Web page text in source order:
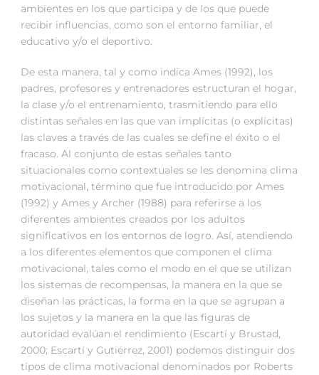
ambientes en los que participa y de los que puede
recibir influencias, como son el entorno familiar, el
educativo y/o el deportivo.
De esta manera, tal y como indica Ames (1992), los
padres, profesores y entrenadores estructuran el hogar,
la clase y/o el entrenamiento, trasmitiendo para ello
distintas señales en las que van implícitas (o explícitas)
las claves a través de las cuales se define el éxito o el
fracaso. Al conjunto de estas señales tanto
situacionales como contextuales se les denomina clima
motivacional, término que fue introducido por Ames
(1992) y Ames y Archer (1988) para referirse a los
diferentes ambientes creados por los adultos
significativos en los entornos de logro. Así, atendiendo
a los diferentes elementos que componen el clima
motivacional, tales como el modo en el que se utilizan
los sistemas de recompensas, la manera en la que se
diseñan las prácticas, la forma en la que se agrupan a
los sujetos y la manera en la que las figuras de
autoridad evalúan el rendimiento (Escartí y Brustad,
2000; Escartí y Gutiérrez, 2001) podemos distinguir dos
tipos de clima motivacional denominados por Roberts